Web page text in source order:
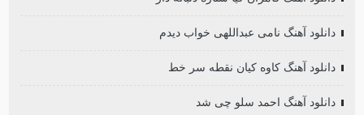
دانلود آهنگ نامی عبداللهی خواب دیدم
دانلود آهنگ کاوه کیان نقطه سر خط
دانلود آهنگ احمد سلو چی شد